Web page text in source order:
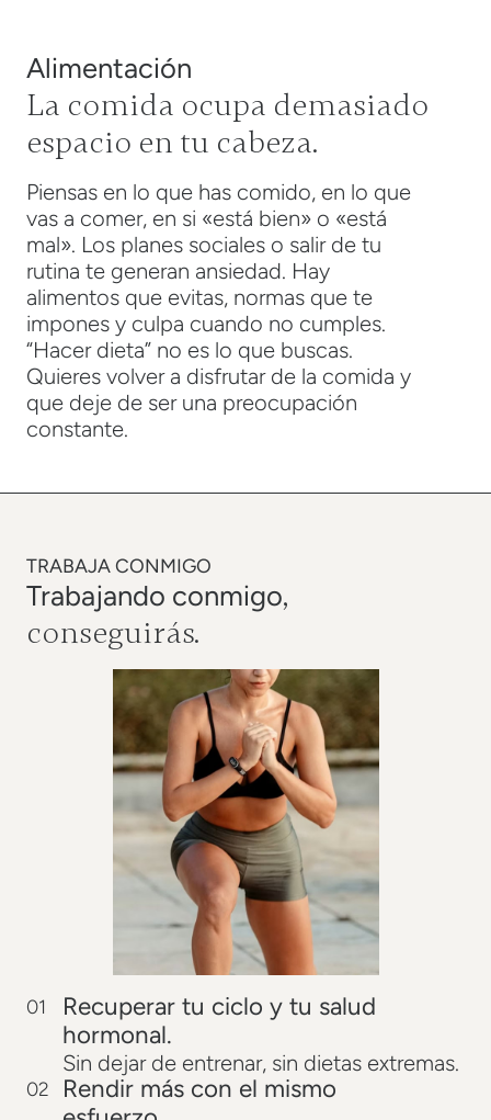
Alimentación
La comida ocupa demasiado
espacio en tu cabeza.
Piensas en lo que has comido, en lo que
vas a comer, en si «está bien» o «está
mal». Los planes sociales o salir de tu
rutina te generan ansiedad. Hay
alimentos que evitas, normas que te
impones y culpa cuando no cumples.
“Hacer dieta” no es lo que buscas.
Quieres volver a disfrutar de la comida y
que deje de ser una preocupación
constante.
TRABAJA CONMIGO
Trabajando conmigo,
conseguirás.
01
Recuperar tu ciclo y tu salud
hormonal.
Sin dejar de entrenar, sin dietas extremas.
02
Rendir más con el mismo